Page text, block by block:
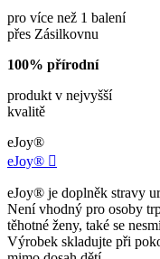
pro více než 1 balení
přes Zásilkovnu
100% přírodní
produkt v nejvyšší
kvalitě
eJoy®
eJoy® 
eJoy® je doplněk stravy
Není vhodný pro osoby
těhotné ženy, také se
Výrobek skladujte při